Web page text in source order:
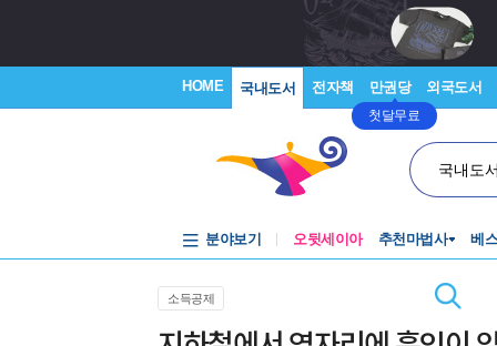
HOME 국내도서 전자책 만권당
첫달무료
외국도서
국내도
분야보기 오뒷세이아 추천마법사 베
소득공제